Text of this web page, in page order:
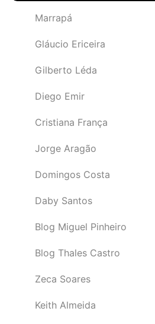
Marrapá
Gláucio Ericeira
Gilberto Léda
Diego Emir
Cristiana França
Jorge Aragão
Domingos Costa
Daby Santos
Blog Miguel Pinheiro
Blog Thales Castro
Zeca Soares
Keith Almeida